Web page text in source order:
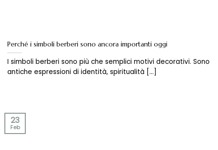
Perché i simboli berberi sono ancora importanti oggi
I simboli berberi sono più che semplici motivi decorativi. Sono
antiche espressioni di identità, spiritualità [...]
23
Feb